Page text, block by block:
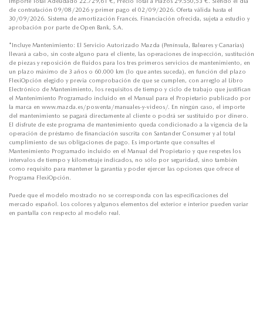
de contratación 09/08/2026 y primer pago el 02/09/2026. Oferta válida hasta el
30/09/2026. Sistema de amortización Francés. Financiación ofrecida, sujeta a estudio y
aprobación por parte de Open Bank, S.A.
*Incluye Mantenimiento: El Servicio Autorizado Mazda (Península, Baleares y Canarias)
llevará a cabo, sin coste alguno para el cliente, las operaciones de inspección, sustitución
de piezas y reposición de fluidos para los tres primeros servicios de mantenimiento, en
un plazo máximo de 3 años o 60.000 km (lo que antes suceda), en función del plazo
FlexiOpción elegido y previa comprobación de que se cumplen, con arreglo al Libro
Electrónico de Mantenimiento, los requisitos de tiempo y ciclo de trabajo que justifican
el Mantenimiento Programado incluido en el Manual para el Propietario publicado por
la marca en www.mazda.es/posventa/manuales-y-videos/. En ningún caso, el importe
del mantenimiento se pagará directamente al cliente o podrá ser sustituido por dinero.
El disfrute de este programa de mantenimiento queda condicionado a la vigencia de la
operación de préstamo de financiación suscrita con Santander Consumer y al total
cumplimiento de sus obligaciones de pago. Es importante que consultes el
Mantenimiento Programado incluido en el Manual del Propietario y que respetes los
intervalos de tiempo y kilometraje indicados, no sólo por seguridad, sino también
como requisito para mantener la garantía y poder ejercer las opciones que ofrece el
Programa FlexiOpción.
Puede que el modelo mostrado no se corresponda con las especificaciones del
mercado español. Los colores y algunos elementos del exterior e interior pueden variar
en pantalla con respecto al modelo real.